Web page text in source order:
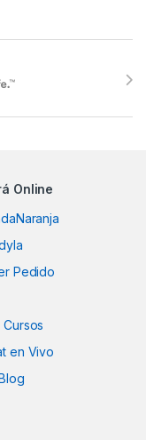
Online
Pedido
en Vivo